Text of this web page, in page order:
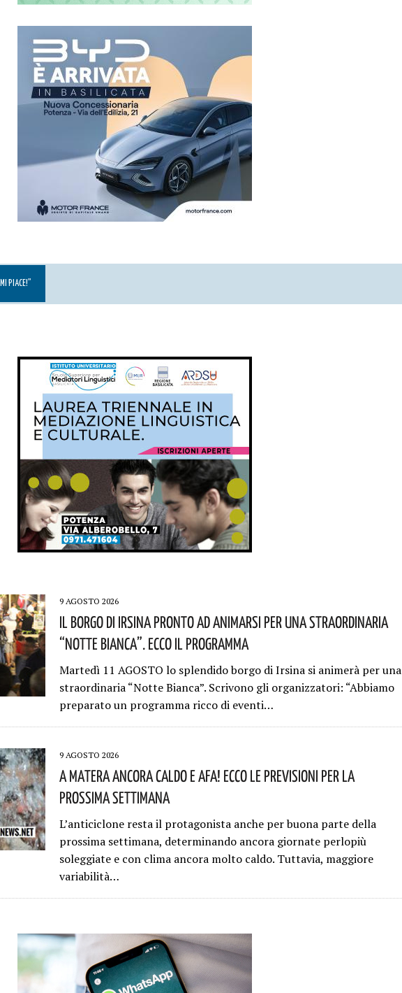
PIACE!”
9 AGOSTO 2026
Il Borgo Di Irsina Pronto Ad Animarsi Per Una Straordinaria
“Notte Bianca”. Ecco Il Programma
Martedì 11 AGOSTO lo splendido borgo di Irsina si animerà per una
straordinaria “Notte Bianca”. Scrivono gli organizzatori: “Abbiamo
preparato un programma ricco di eventi…
9 AGOSTO 2026
A Matera Ancora Caldo E Afa! Ecco Le Previsioni Per La
Prossima Settimana
L’anticiclone resta il protagonista anche per buona parte della
prossima settimana, determinando ancora giornate perlopiù
soleggiate e con clima ancora molto caldo. Tuttavia, maggiore
variabilità…